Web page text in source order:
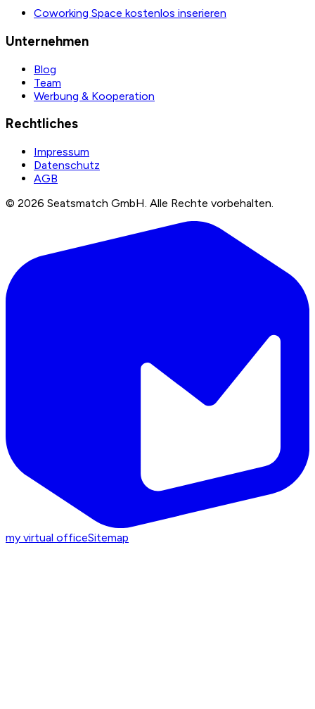
Coworking Space kostenlos inserieren
Unternehmen
Blog
Team
Werbung & Kooperation
Rechtliches
Impressum
Datenschutz
AGB
© 2026 Seatsmatch GmbH. Alle Rechte vorbehalten.
my virtual officeSitemap